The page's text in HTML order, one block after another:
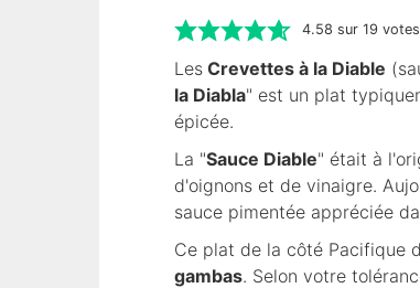
4.58 sur 19 votes
Les Crevettes à la Diable
la Diabla" est un plat
épicée.
La "Sauce Diable" était à
d'oignons et de vinaigre.
sauce pimentée appréciée
Ce plat de la côté Pacifique
gambas. Selon votre